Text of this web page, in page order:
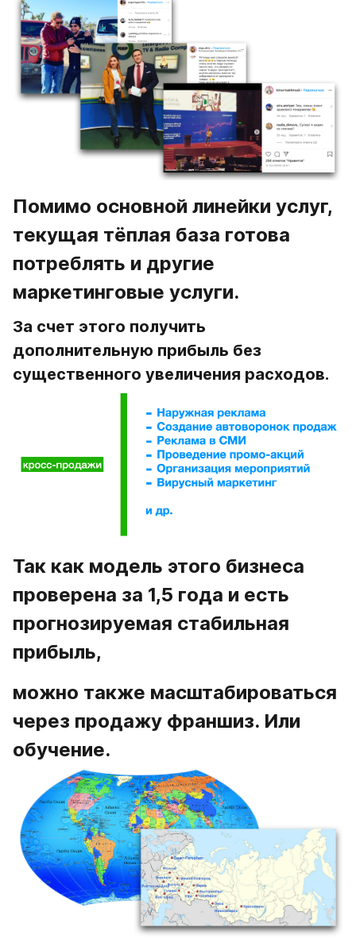
Помимо основной линейки услуг,
текущая тёплая база готова
потреблять и другие
маркетинговые услуги.
За счет этого получить
дополнительную прибыль без
существенного увеличения расходов.
Так как модель этого бизнеса
проверена за 1,5 года и есть
прогнозируемая стабильная
прибыль,
можно также масштабироваться
через продажу франшиз. Или
обучение.